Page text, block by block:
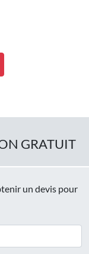
GRATUIT
un devis pour